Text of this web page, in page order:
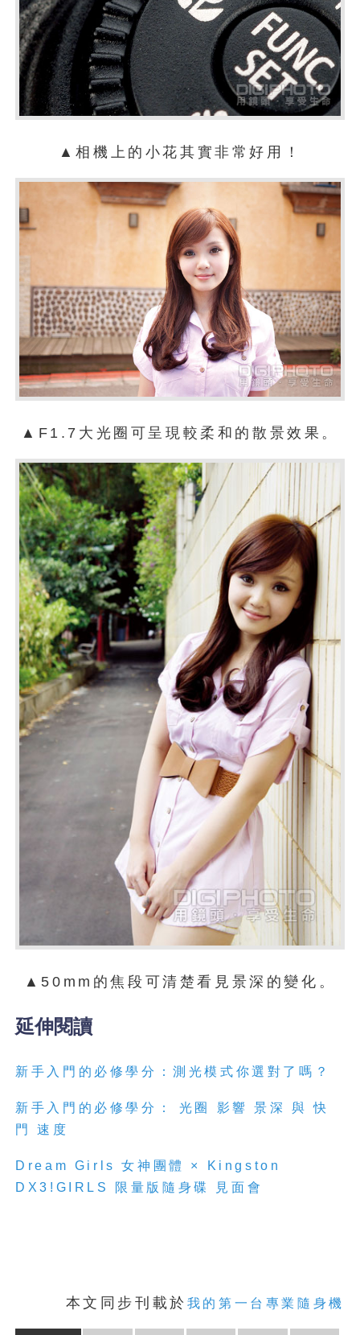
▲相機上的小花其實非常好用！
▲F1.7大光圈可呈現較柔和的散景效果。
▲50mm的焦段可清楚看見景深的變化。
延伸閱讀
新手入門的必修學分：測光模式你選對了嗎？
新手入門的必修學分： 光圈 影響 景深 與 快
門 速度
Dream Girls 女神團體 × Kingston
DX3!GIRLS 限量版隨身碟 見面會
本文同步刊載於 我的第一台專業隨身機